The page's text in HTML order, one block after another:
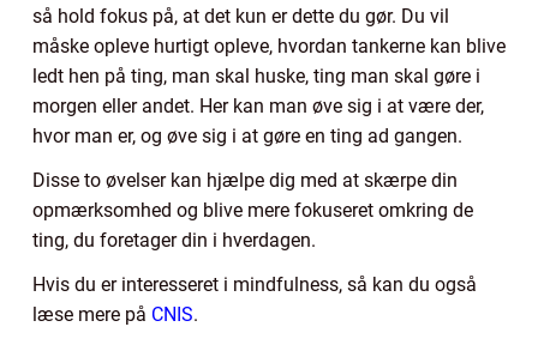
så hold fokus på, at det kun er dette du gør. Du vil
måske opleve hurtigt opleve, hvordan tankerne kan blive
ledt hen på ting, man skal huske, ting man skal gøre i
morgen eller andet. Her kan man øve sig i at være der,
hvor man er, og øve sig i at gøre en ting ad gangen.
Disse to øvelser kan hjælpe dig med at skærpe din
opmærksomhed og blive mere fokuseret omkring de
ting, du foretager din i hverdagen.
Hvis du er interesseret i mindfulness, så kan du også
læse mere på CNIS.